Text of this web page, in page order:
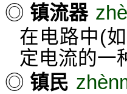
◎ 镇流器
在电路中(
定电流的一
◎ 镇民